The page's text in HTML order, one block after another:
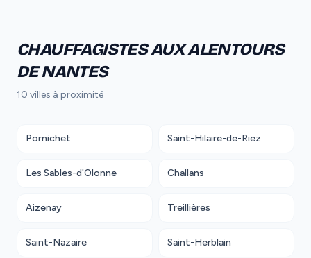
CHAUFFAGISTES AUX ALENTOURS
DE NANTES
10 villes à proximité
Pornichet Saint-Hilaire-de-Riez
Les Sables-d'Olonne Challans
Aizenay Treillières
Saint-Nazaire Saint-Herblain